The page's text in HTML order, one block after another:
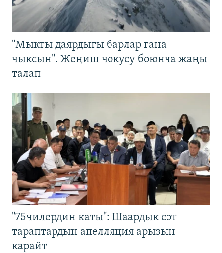
"Мыкты даярдыгы барлар гана
чыксын". Жеңиш чокусу боюнча жаңы
талап
"75чилердин каты": Шаардык сот
тараптардын апелляция арызын
карайт